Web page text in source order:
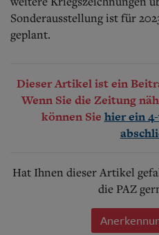
Sonderausstellung ist für
geplant.
Dieser Artikel ist ein
Wenn Sie die Zeitung
können Sie hier ein
Hat Ihnen dieser Artikel
die PAZ